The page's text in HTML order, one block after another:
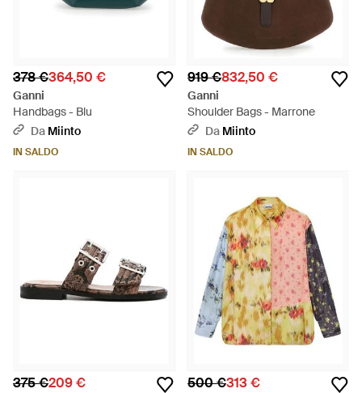
378 €364,50 €
Ganni
Handbags - Blu
Da Miinto
IN SALDO
919 €832,50 €
Ganni
Shoulder Bags - Marrone
Da Miinto
IN SALDO
375 €209 € 500 €313 €